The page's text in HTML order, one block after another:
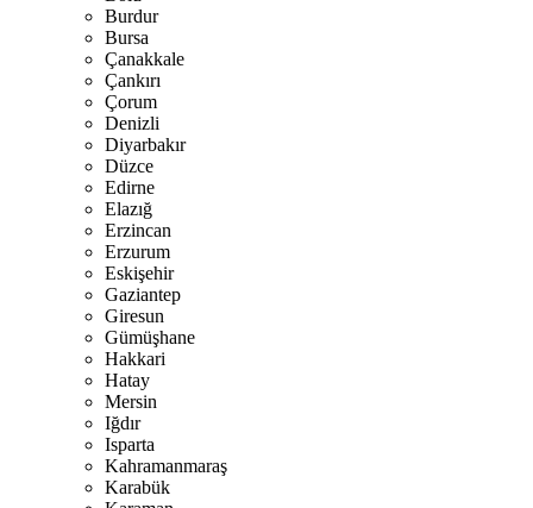
Burdur
Bursa
Çanakkale
Çankırı
Çorum
Denizli
Diyarbakır
Düzce
Edirne
Elazığ
Erzincan
Erzurum
Eskişehir
Gaziantep
Giresun
Gümüşhane
Hakkari
Hatay
Mersin
Iğdır
Isparta
Kahramanmaraş
Karabük